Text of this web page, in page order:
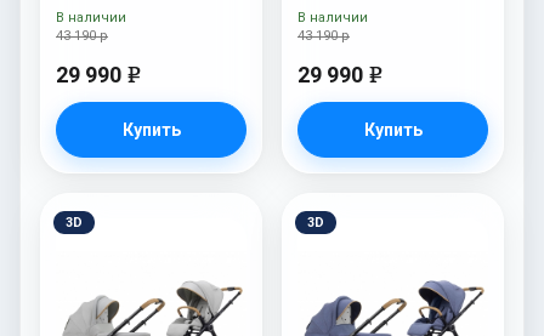
43 190 р
29 990 e
Купить
В наличии
43 190 р
29 990 e
Купить
В наличии
3D 3D